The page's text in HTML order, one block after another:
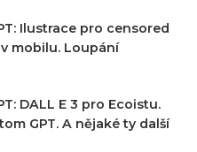
Ilustrace pro censored
mobilu. Loupání
DALL E 3 pro Ecoistu.
GPT. A nějaké ty další